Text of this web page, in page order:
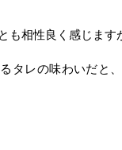
も相性良く感じます
タレの味わいだと